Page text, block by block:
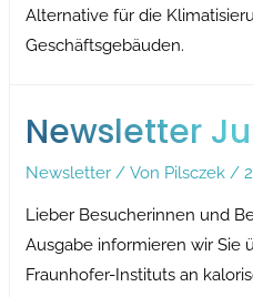
Alternative für die
Geschäftsgebäuden.
Newsletter
Newsletter / Von Pilsczek /
Lieber Besucherinnen und
Ausgabe informieren wir Sie
Fraunhofer-Instituts an